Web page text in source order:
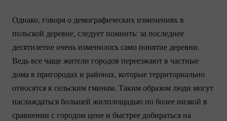
Однако, говоря о демографических изменениях в
польской деревне, следует помнить: за последнее
десятилетие очень изменилось само понятие деревни.
Ведь все чаще жители городов переезжают в частные
дома в пригородах и районах, которые территориально
относятся к сельским гминам. Таким образом люди могут
наслаждаться большей жилплощадью по более низкой в
сравнении с городом цене и быстрее добираться на